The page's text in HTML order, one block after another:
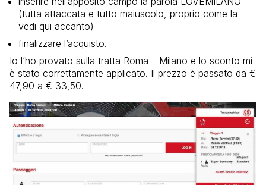
(tutta attaccata e tutto maiuscolo, proprio come la
vedi qui accanto)
finalizzare l’acquisto.
Io l’ho provato sulla tratta Roma – Milano e lo sconto mi
è stato correttamente applicato. Il prezzo è passato da €
47,90 a € 33,50.